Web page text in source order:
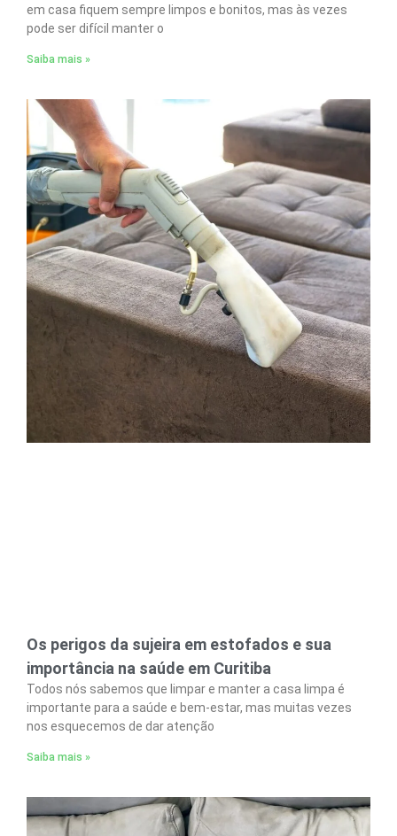
em casa fiquem sempre limpos e bonitos, mas às vezes
pode ser difícil manter o
Saiba mais »
Os perigos da sujeira em estofados e sua
importância na saúde em Curitiba
Todos nós sabemos que limpar e manter a casa limpa é
importante para a saúde e bem-estar, mas muitas vezes
nos esquecemos de dar atenção
Saiba mais »